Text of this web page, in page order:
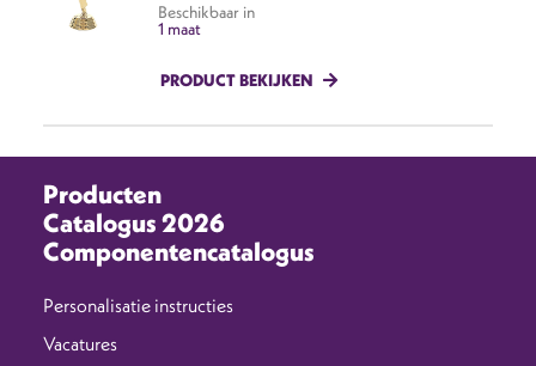
Beschikbaar in
1 maat
PRODUCT BEKIJKEN
Producten
Catalogus 2026
Componentencatalogus
Personalisatie instructies
Vacatures